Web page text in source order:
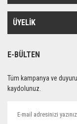
ÜYELİK
E-BÜLTEN
Tüm kampanya ve
kaydolunuz.